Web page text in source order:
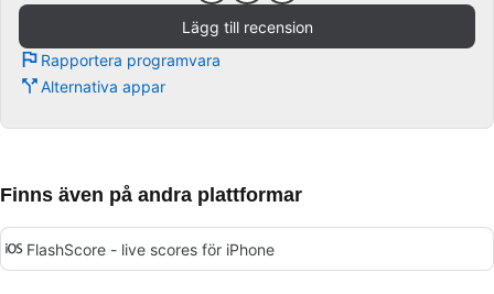
Lägg till recension
Rapportera programvara
Alternativa appar
Finns även på andra plattformar
FlashScore - live scores för iPhone